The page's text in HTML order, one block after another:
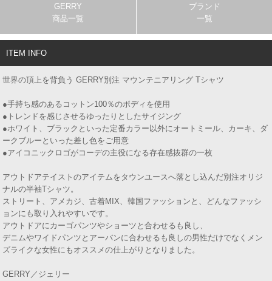
GERRY
商品一覧
ブランド
一覧
ITEM INFO
世界の頂上を背負う GERRY別注 マウンテニアリング Tシャツ
●手持ち感のあるコットン100％のボディを使用
●トレンドを感じさせるゆったりとしたサイジング
●ホワイト、ブラックといった定番カラー以外にオートミール、カーキ、ダ
ークブルーといった差し色をご用意
●アイコニックロゴがコーデの主役になる存在感抜群の一枚
アウトドアテイストのアイテムをタウンユースへ落とし込んだ別注オリジ
ナルの半袖Tシャツ。
ストリート、アメカジ、古着MIX、韓国ファッションと、どんなファッシ
ョンにも取り入れやすいです。
アウトドアにカーゴパンツやショーツと合わせるも良し、
デニムやワイドパンツとアーバンに合わせるも良しの男性だけでなくメン
ズライクな女性にもオススメの仕上がりとなりました。
GERRY／ジェリー